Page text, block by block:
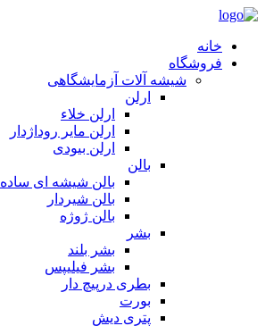
خانه
فروشگاه
شیشه آلات آزمایشگاهی
ارلن
ارلن خلاء
ارلن مایر روداژدار
ارلن بیودی
بالن
بالن شیشه ای ساده
بالن شیردار
بالن ژوژه
بشر
بشر بلند
بشر فیلیپس
بطری درپیچ دار
بورت
پتری دیش